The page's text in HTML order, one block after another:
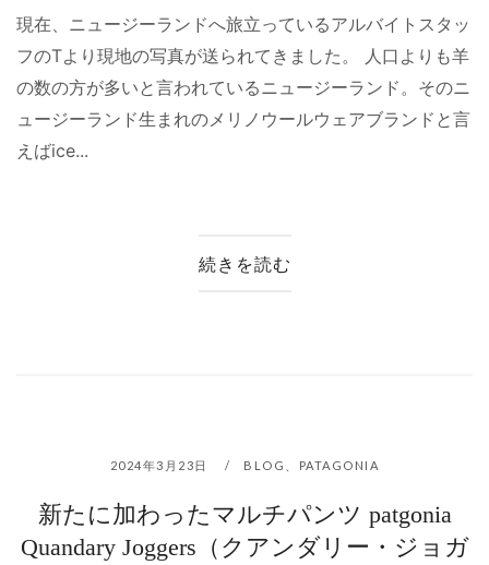
現在、ニュージーランドへ旅立っているアルバイトスタッ
フのTより現地の写真が送られてきました。 人口よりも羊
の数の方が多いと言われているニュージーランド。そのニ
ュージーランド生まれのメリノウールウェアブランドと言
えばice...
続きを読む
2024年3月23日 BLOG PATAGONIA
新たに加わったマルチパンツ patgonia
Quandary Joggers（クアンダリー・ジョガ